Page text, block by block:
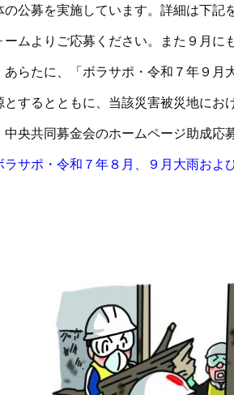
の公募を実施しています。詳細は下
ームよりご応募ください。また９月
あらたに、「ボラサポ・令和７年９
とするとともに、当該災害被災地に
中央共同募金会のホームページ助成応
ラサポ・令和７年８月、９月大雨お